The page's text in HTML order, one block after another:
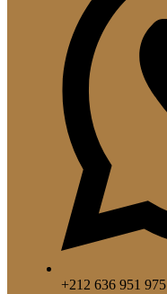
+212 636 951 975